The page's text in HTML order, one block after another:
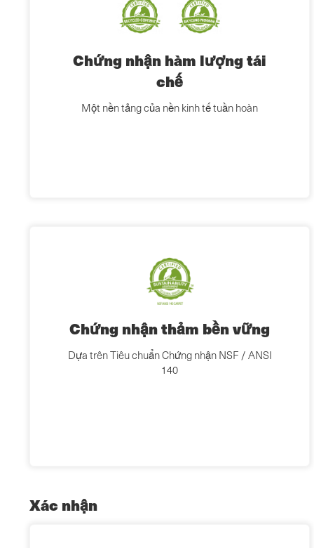
Chứng nhận hàm lượng tái
chế
Một nền tảng của nền kinh tế tuần hoàn
Chứng nhận thảm bền vững
Dựa trên Tiêu chuẩn Chứng nhận NSF / ANSI
140
Xác nhận